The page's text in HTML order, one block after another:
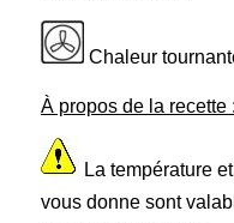
Chaleur
À propos de la recette :
La température
vous donne sont